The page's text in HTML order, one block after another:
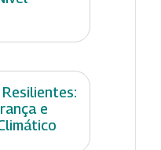
Resilientes:
e